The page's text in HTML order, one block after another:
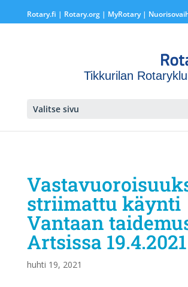
Rotary.fi | Rotary.org| MyRotary |
Tikkurilan
Valitse sivu
striimattu käynti Vantaan taidemuseo
striimattu käynti
Vantaan
Artsissa 19.4.2021
huhti 19, 2021